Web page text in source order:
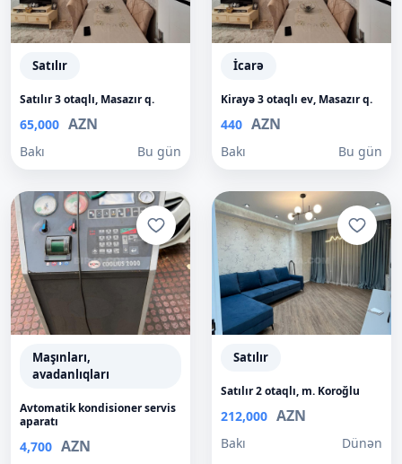
Satılır
Satılır 3 otaqlı, Masazır q.
65,000 AZN
Bakı Bu gün
İcarə
Kirayə 3 otaqlı ev, Masazır q.
440 AZN
Bakı Bu gün
Maşınları,
avadanlıqları
Avtomatik kondisioner servis
aparatı
4,700 AZN
Satılır
Satılır 2 otaqlı, m. Koroğlu
212,000 AZN
Bakı Dünən